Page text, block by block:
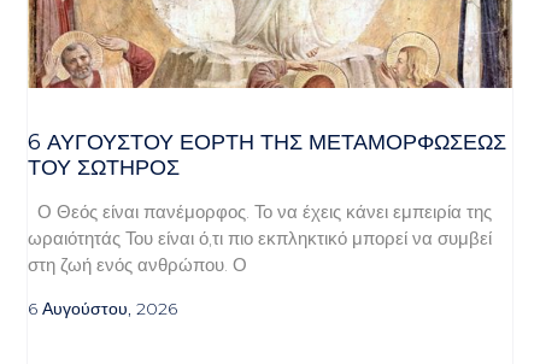
6 ΑΥΓΟΥΣΤΟΥ ΕΟΡΤΗ ΤΗΣ ΜΕΤΑΜΟΡΦΩΣΕΩΣ
ΤΟΥ ΣΩΤΗΡΟΣ
Ο Θεός είναι πανέμορφος. Το να έχεις κάνει εμπειρία της
ωραιότητάς Του είναι ό,τι πιο εκπληκτικό μπορεί να συμβεί
στη ζωή ενός ανθρώπου. Ο
6 Αυγούστου, 2026